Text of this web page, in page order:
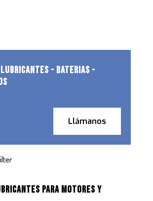
- BATERIAS -
Llámanos
PARA MOTORES Y